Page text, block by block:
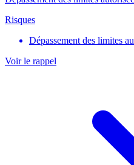
Risques
Dépassement des limites
Voir le rappel